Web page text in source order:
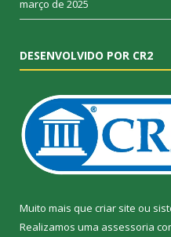
março de 2025
DESENVOLVIDO POR CR2
Muito mais que criar site ou
Realizamos uma assessoria